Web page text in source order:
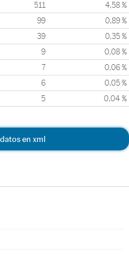
511 4,58 %
99 0,89 %
39 0,35 %
9 0,08 %
7 0,06 %
6 0,05 %
5 0,04 %
en xml